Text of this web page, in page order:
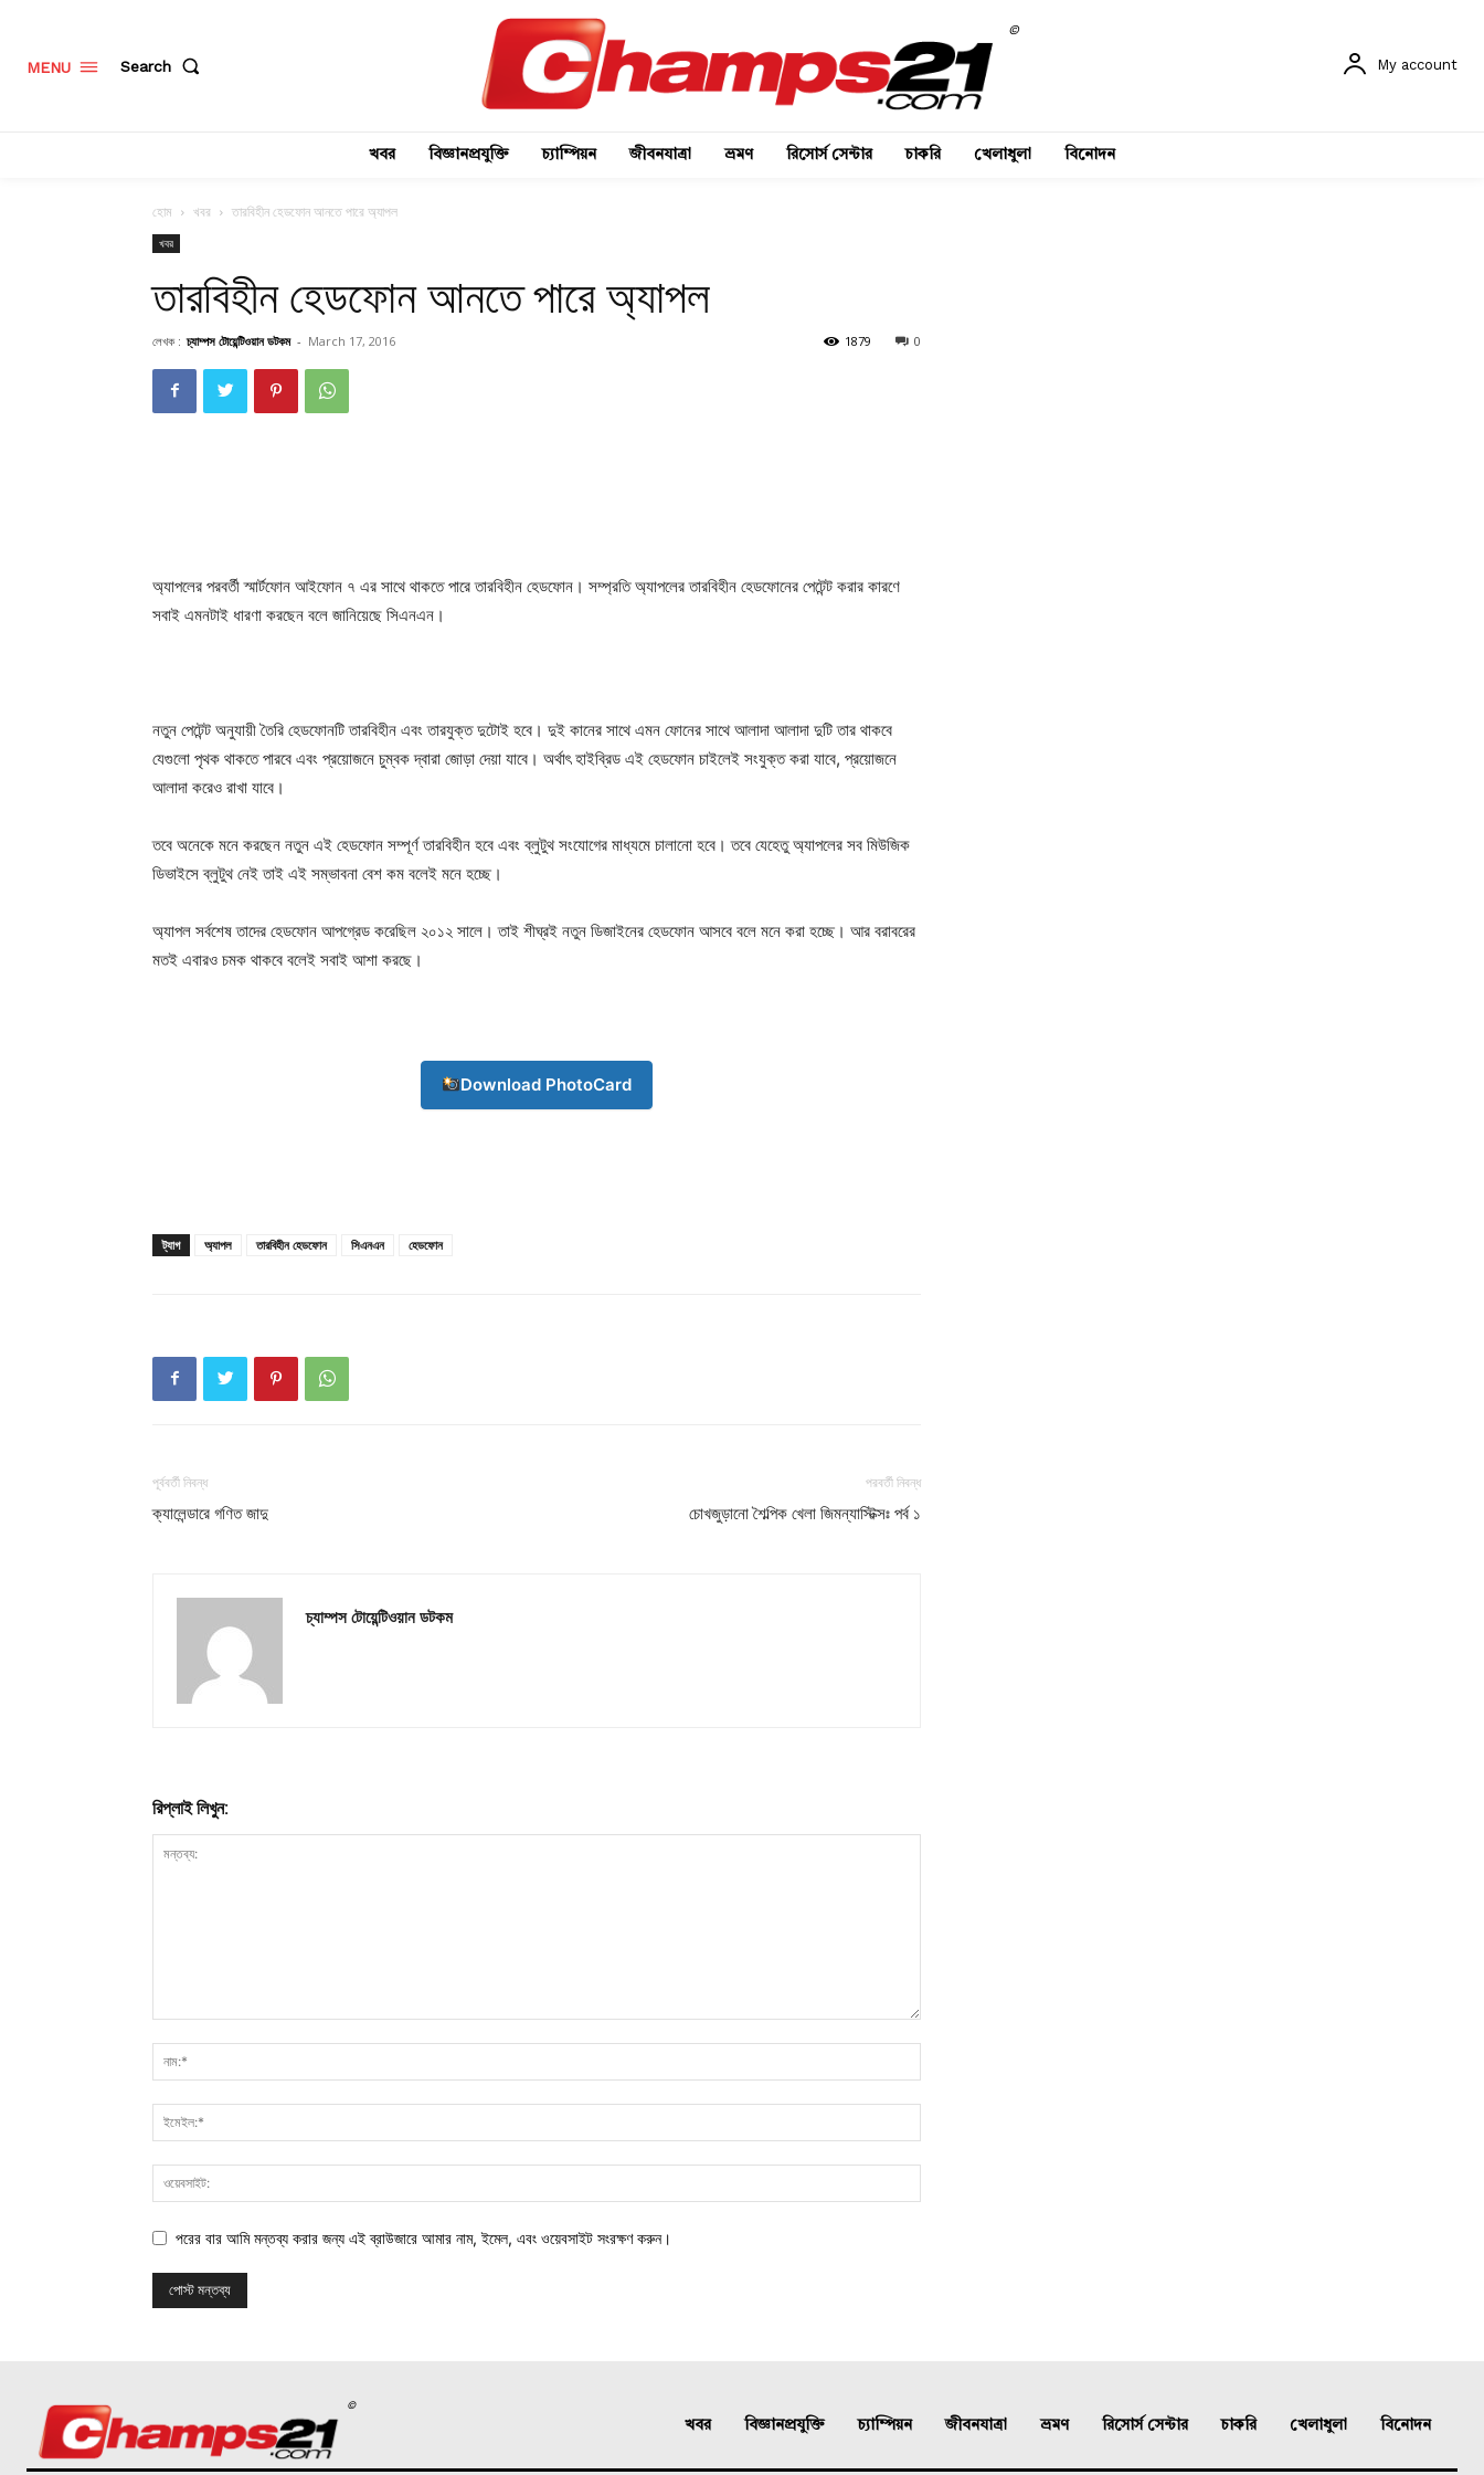
Download PhotoCard
MENU Search
©
My account
খবর বিজ্ঞানপ্রযুক্তি চ্যাম্পিয়ন জীবনযাত্রা ভ্রমণ রিসোর্স সেন্টার চাকরি খেলাধুলা বিনোদন
হোম খবর তারবিহীন হেডফোন আনতে পারে অ্যাপল
খবর
তারবিহীন হেডফোন আনতে পারে অ্যাপল
লেখক : চ্যাম্পস টোয়েন্টিওয়ান ডটকম - March 17, 2016 0
1879
অ্যাপলের পরবর্তী স্মার্টফোন আইফোন ৭ এর সাথে থাকতে পারে তারবিহীন হেডফোন। সম্প্রতি অ্যাপলের তারবিহীন হেডফোনের পেটেন্ট করার কারণে
সবাই এমনটাই ধারণা করছেন বলে জানিয়েছে সিএনএন।
নতুন পেটেন্ট অনুযায়ী তৈরি হেডফোনটি তারবিহীন এবং তারযুক্ত দুটোই হবে। দুই কানের সাথে এমন ফোনের সাথে আলাদা আলাদা দুটি তার থাকবে
যেগুলো পৃথক থাকতে পারবে এবং প্রয়োজনে চুম্বক দ্বারা জোড়া দেয়া যাবে। অর্থাৎ হাইব্রিড এই হেডফোন চাইলেই সংযুক্ত করা যাবে, প্রয়োজনে
আলাদা করেও রাখা যাবে।
তবে অনেকে মনে করছেন নতুন এই হেডফোন সম্পূর্ণ তারবিহীন হবে এবং ব্লুটুথ সংযোগের মাধ্যমে চালানো হবে। তবে যেহেতু অ্যাপলের সব মিউজিক
ডিভাইসে ব্লুটুথ নেই তাই এই সম্ভাবনা বেশ কম বলেই মনে হচ্ছে।
অ্যাপল সর্বশেষ তাদের হেডফোন আপগ্রেড করেছিল ২০১২ সালে। তাই শীঘ্রই নতুন ডিজাইনের হেডফোন আসবে বলে মনে করা হচ্ছে। আর বরাবরের
মতই এবারও চমক থাকবে বলেই সবাই আশা করছে।
Download PhotoCard
ট্যাগ অ্যাপল তারবিহীন হেডফোন সিএনএন হেডফোন
পূর্ববর্তী নিবন্ধ
ক্যালেন্ডারে গণিত জাদু
পরবর্তী নিবন্ধ
চোখজুড়ানো শৈল্পিক খেলা জিমন্যাস্টিক্সঃ পর্ব ১
চ্যাম্পস টোয়েন্টিওয়ান ডটকম
রিপ্লাই লিখুন:
পরের বার আমি মন্তব্য করার জন্য এই ব্রাউজারে আমার নাম, ইমেল, এবং ওয়েবসাইট সংরক্ষণ করুন।
©
খবর বিজ্ঞানপ্রযুক্তি চ্যাম্পিয়ন জীবনযাত্রা ভ্রমণ রিসোর্স সেন্টার চাকরি খেলাধুলা বিনোদন